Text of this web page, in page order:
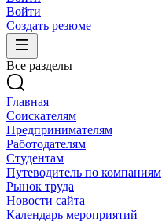
Войти
Создать резюме
Все разделы
Главная
Соискателям
Предпринимателям
Работодателям
Студентам
Путеводитель по компаниям
Рынок труда
Новости сайта
Календарь мероприятий